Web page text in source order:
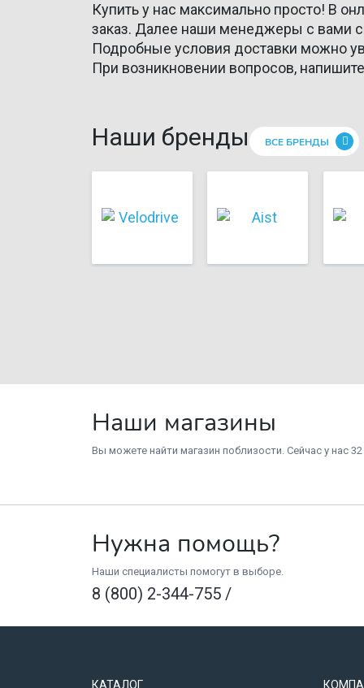
Купить у нас максимально просто! В
заказ. Далее наши менеджеры с вами
Подробные условия доставки можно
При возникновении вопросов,
Наши бренды ВСЕ БРЕНДЫ
Наши магазины
Вы можете найти магазин поблизости. Сейчас у нас
Нужна помощь?
Наши специалисты помогут в выборе.
8 (800) 2-344-755 /
КАТАЛОГ